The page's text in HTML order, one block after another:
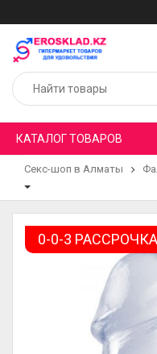
КАТАЛОГ ТОВАРОВ
Секс-шоп в Алматы
0-0-3